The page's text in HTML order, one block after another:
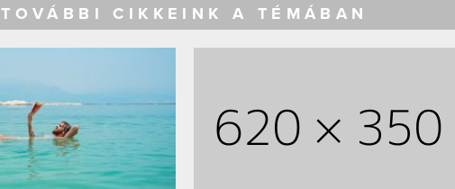
TOVÁBBI CIKKEINK A TÉMÁBAN